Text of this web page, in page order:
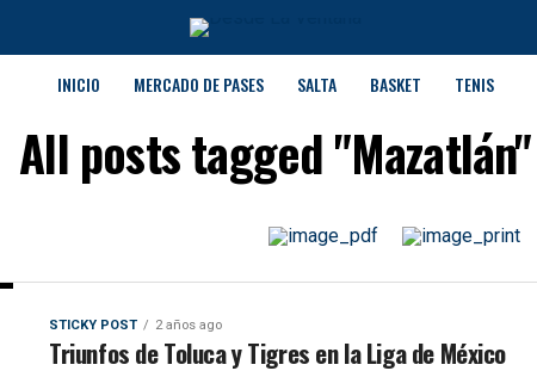
INICIO MERCADO DE PASES SALTA BASKET TENIS
All posts tagged "Mazatlán"
STICKY POST 2 años ago
Triunfos de Toluca y Tigres en la Liga de México